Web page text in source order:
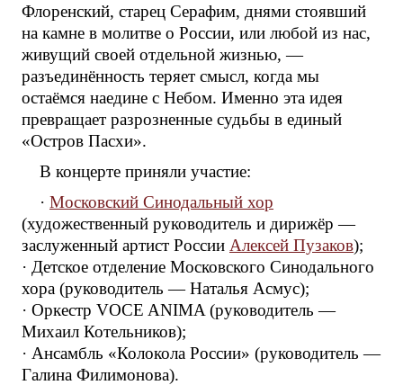
Флоренский, старец Серафим, днями стоявший
на камне в молитве о России, или любой из нас,
живущий своей отдельной жизнью, —
разъединённость теряет смысл, когда мы
остаёмся наедине с Небом. Именно эта идея
превращает разрозненные судьбы в единый
«Остров Пасхи».
В концерте приняли участие:
· Московский Синодальный хор
(художественный руководитель и дирижёр —
заслуженный артист России Алексей Пузаков);
· Детское отделение Московского Синодального
хора (руководитель — Наталья Асмус);
· Оркестр VOCE ANIMA (руководитель —
Михаил Котельников);
· Ансамбль «Колокола России» (руководитель —
Галина Филимонова).